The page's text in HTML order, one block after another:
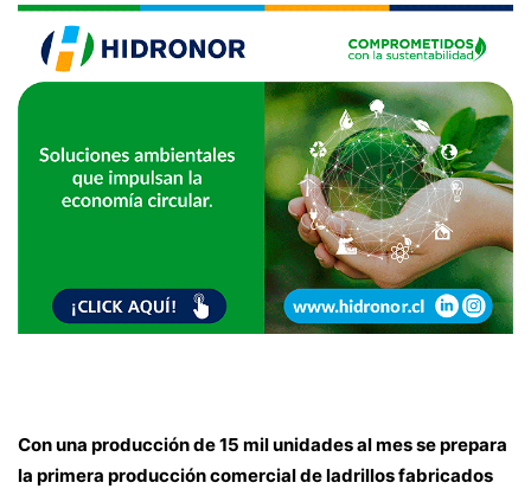
Con una producción de 15 mil unidades al mes se prepara
la primera producción comercial de ladrillos fabricados